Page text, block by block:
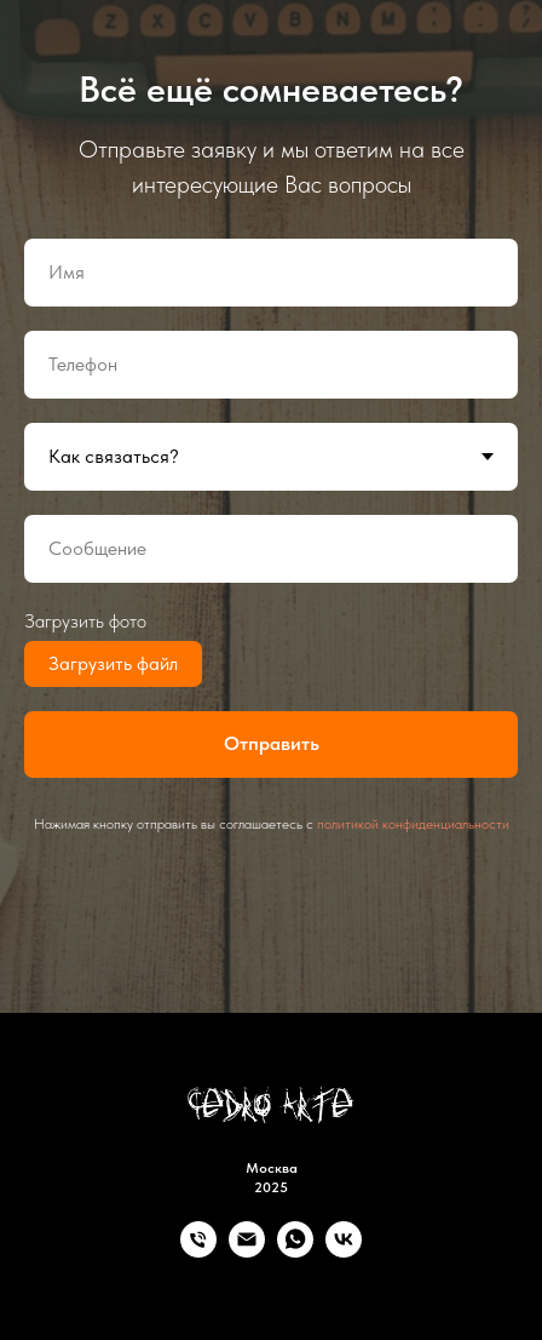
Всё ещё сомневаетесь?
Отправьте заявку и мы ответим на все
интересующие Вас вопросы
Загрузить фото
Загрузить файл
Отправить
Нажимая кнопку отправить вы соглашаетесь с политикой конфиденциальности
Москва
2025